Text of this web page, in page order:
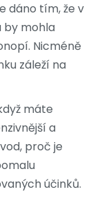
dáno tím, že v
by mohla
Nicméně
záleží na
máte
a
proč je
účinků.